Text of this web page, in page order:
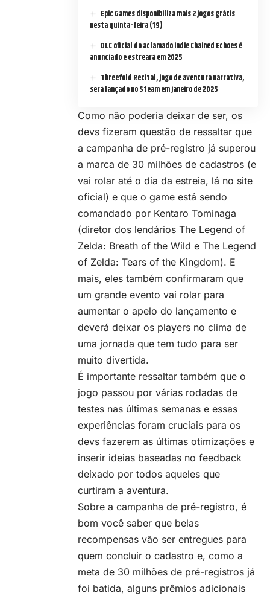
Epic Games disponibiliza mais 2 jogos grátis
nesta quinta-feira (19)
DLC oficial do aclamado indie Chained Echoes é
anunciado e estreará em 2025
Threefold Recital, jogo de aventura narrativa,
será lançado no Steam em janeiro de 2025
Como não poderia deixar de ser, os
devs fizeram questão de ressaltar que
a campanha de pré-registro já superou
a marca de 30 milhões de cadastros (e
vai rolar até o dia da estreia, lá no site
oficial) e que o game está sendo
comandado por Kentaro Tominaga
(diretor dos lendários The Legend of
Zelda: Breath of the Wild e The Legend
of Zelda: Tears of the Kingdom). E
mais, eles também confirmaram que
um grande evento vai rolar para
aumentar o apelo do lançamento e
deverá deixar os players no clima de
uma jornada que tem tudo para ser
muito divertida.
É importante ressaltar também que o
jogo passou por várias rodadas de
testes nas últimas semanas e essas
experiências foram cruciais para os
devs fazerem as últimas otimizações e
inserir ideias baseadas no feedback
deixado por todos aqueles que
curtiram a aventura.
Sobre a campanha de pré-registro, é
bom você saber que belas
recompensas vão ser entregues para
quem concluir o cadastro e, como a
meta de 30 milhões de pré-registros já
foi batida, alguns prêmios adicionais